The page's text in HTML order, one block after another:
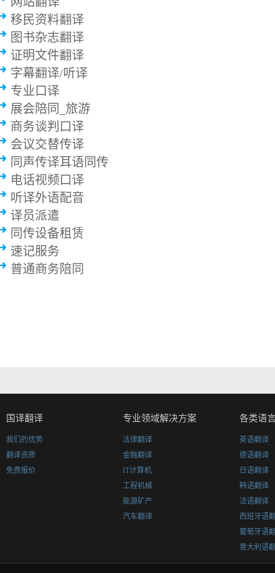
移民资料翻译
图书杂志翻译
证明文件翻译
字幕翻译/听译
专业口译
展会陪同_旅游
商务谈判口译
会议交替传译
同声传译耳语同传
电话视频口译
听译外语配音
译员派遣
同传设备租赁
速记服务
普通商务陪同
国译翻译
我们的优势
翻译资质
免费报价
专业领域解决方案
法律翻译
金融翻译
IT计算机
工程机械
能源矿产
汽车翻译
各类语
英语翻译
德语翻译
日语翻译
韩语翻译
法语翻译
西班牙语
葡萄牙语
意大利语